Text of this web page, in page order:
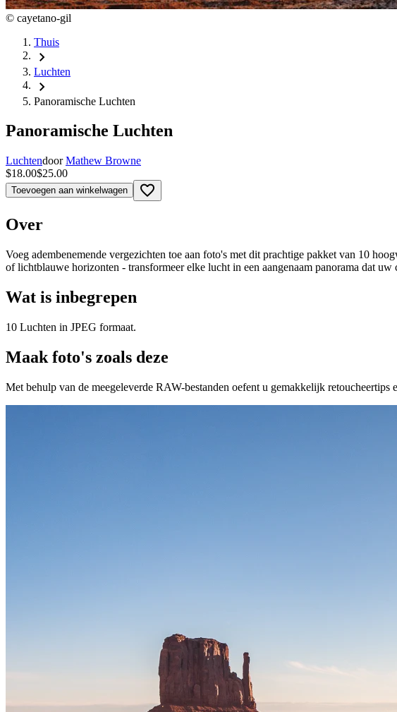
© cayetano-gil
Thuis
chevron_right
Luchten
chevron_right
Panoramische Luchten
Panoramische Luchten
Luchtendoor Mathew Browne
$18.00$25.00
Toevoegen aan winkelwagen favorite_border
Over
Voeg adembenemende vergezichten toe aan foto's met dit prachtige pakket van 10
of lichtblauwe horizonten - transformeer elke lucht in een aangenaam panorama dat uw
Wat is inbegrepen
10 Luchten in JPEG formaat.
Maak foto's zoals deze
Met behulp van de meegeleverde RAW-bestanden oefent u gemakkelijk retoucheertips